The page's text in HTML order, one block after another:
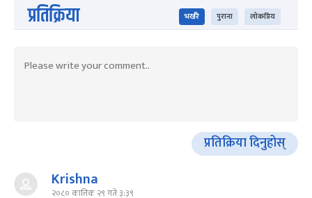
प्रतिक्रिया भर्खरै पुराना लोकप्रिय
प्रतिक्रिया दिनुहोस्
Krishna
२०८० कात्तिक २९ गते ३:३९